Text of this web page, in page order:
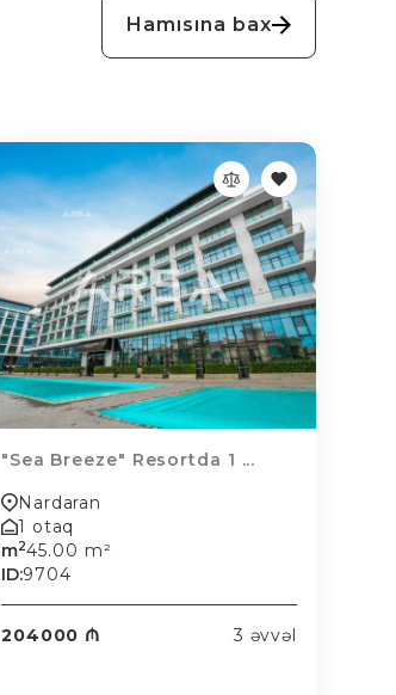
Hamısına bax
"Sea Breeze" Resortda 1 ...
Nardaran
1 otaq
m245.00 m²
ID:9704
204000 ₼ 3 əvvəl